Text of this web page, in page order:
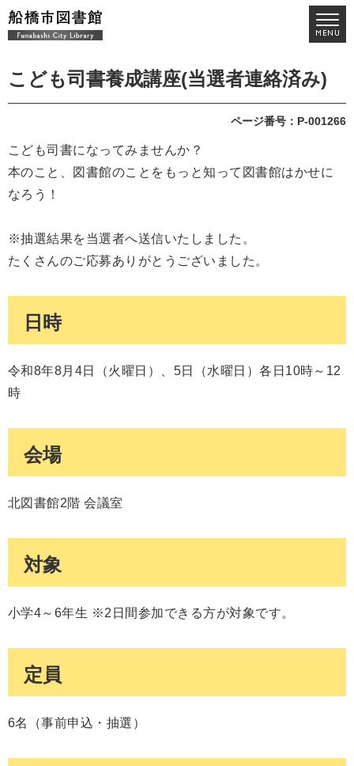
こども司書養成講座(当選者連絡済み)
ページ番号：P-001266
こども司書になってみませんか？
本のこと、図書館のことをもっと知って図書館はかせに
なろう！
※抽選結果を当選者へ送信いたしました。
たくさんのご応募ありがとうございました。
日時
令和8年8月4日（火曜日）、5日（水曜日）各日10時～12
時
会場
北図書館2階 会議室
対象
小学4～6年生 ※2日間参加できる方が対象です。
定員
6名（事前申込・抽選）